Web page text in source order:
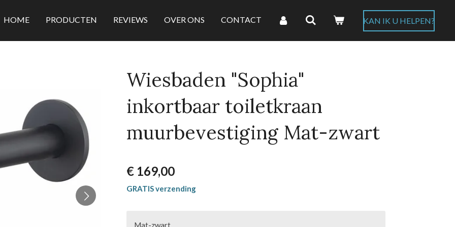
HOME PRODUCTEN REVIEWS OVER ONS CONTACT KAN IK U HELPEN?
Wiesbaden "Sophia"
inkortbaar toiletkraan
muurbevestiging Mat-zwart
€ 169,00
GRATIS verzending
Mat-zwart